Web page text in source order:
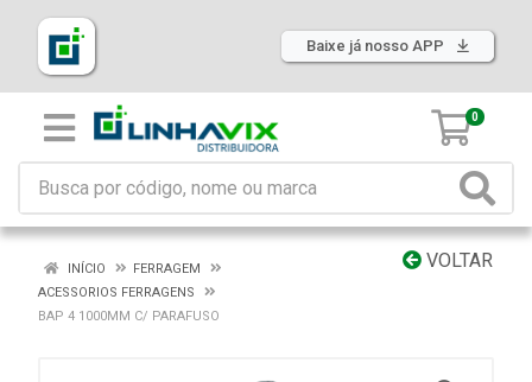
Baixe já nosso APP
0
VOLTAR
INÍCIO
FERRAGEM
ACESSORIOS FERRAGENS
BAP 4 1000MM C/ PARAFUSO